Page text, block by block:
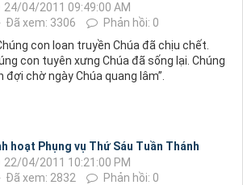
24/04/2011 09:49:00 AM
Đã xem: 3306
Phản hồi: 0
con loan truyền Chúa đã chịu chết.
con tuyên xưng Chúa đã sống lại. Chúng
đợi chờ ngày Chúa quang lâm”.
hoạt Phụng vụ Thứ Sáu Tuần Thánh
22/04/2011 10:21:00 PM
Đã xem: 2832
Phản hồi: 0